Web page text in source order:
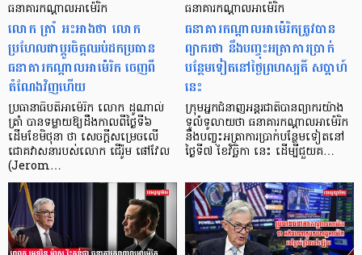
ធនាគារកណ្ដាលអាម៉េរិក
លោក ត្រាំ អះអាងថា លោក
ប្រហែលជាប្ដូរចិត្តឈប់ដកប្រធាន
ធនាគារកណ្ដាលអាម៉េរិក ចេញពី
តំណែងវិញហើយ
ប្រធានាធិបតីអាម៉េរិក លោក ដូណាល់
ត្រាំ បានទម្លាយឱ្យដឹងកាលពីថ្ងៃទី៦
ដើមខែមិថុនា ថា សេចក្ដីសម្រេចលើ
ជោគវាសនារបស់លោក ជើរ៉ូម ផៅវែល
(Jerom…
ធនាគារកណ្ដាលអាម៉េរិក
ធនាគារកណ្ដាលអាម៉េរិកត្រូវបាន
ព្យាករថា នឹងបញ្ចុះអត្រាការប្រាក់
បន្ថែមទៀតនៅថ្ងៃព្រហស្បតិ៍ សប្តាហ៍
នេះ
ក្រុមអ្នកជំនាញអន្តរជាតិបានព្យាករយ៉ាង
ទូលំទូលាយថា ធនាគារកណ្តាលអាម៉េរិក
នឹងបញ្ចុះអត្រាការប្រាក់បន្ថែមទៀតនៅ
ថ្ងៃទី៧ ខែវិច្ឆិកា នេះ ដើម្បីជួយគ…